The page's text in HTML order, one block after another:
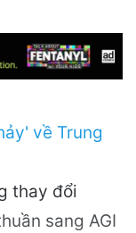
thay đổi
sang AGI